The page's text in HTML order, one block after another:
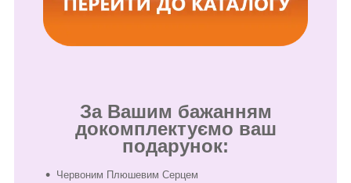
За Вашим бажанням
докомплектуємо ваш
подарунок:
Червоним Плюшевим Серцем